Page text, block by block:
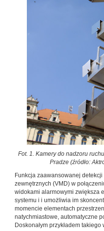
Fot. 1. Kamery do nadzoru
Pradze (źródło:
Funkcja zaawansowanej
zewnętrznych (VMD) w
widokami alarmowymi zwiększa
systemu i i umożliwia im
momencie elementach
natychmiastowe, automatyczne
Doskonałym przykładem